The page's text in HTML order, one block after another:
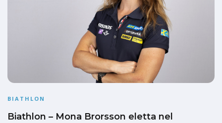
BIATHLON
Biathlon – Mona Brorsson eletta nel